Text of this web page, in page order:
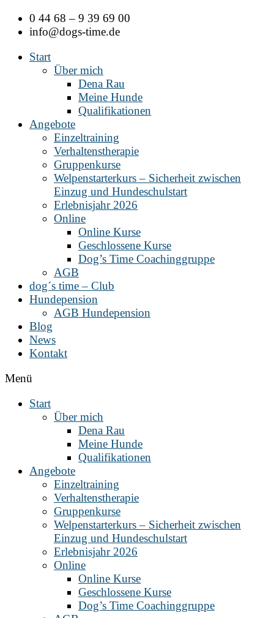
Zum
Inhalt
0 44 68 – 9 39 69 00
info@dogs-time.de
Start
Über mich
Dena Rau
Meine Hunde
Qualifikationen
Angebote
Einzeltraining
Verhaltenstherapie
Gruppenkurse
Welpenstarterkurs – Sicherheit zwischen
Einzug und Hundeschulstart
Erlebnisjahr 2026
Online
Online Kurse
Geschlossene Kurse
Dog’s Time Coachinggruppe
AGB
dog´s time – Club
Hundepension
AGB Hundepension
Blog
News
Kontakt
Menü
Start
Über mich
Dena Rau
Meine Hunde
Qualifikationen
Angebote
Einzeltraining
Verhaltenstherapie
Gruppenkurse
Welpenstarterkurs – Sicherheit zwischen
Einzug und Hundeschulstart
Erlebnisjahr 2026
Online
Online Kurse
Geschlossene Kurse
Dog’s Time Coachinggruppe